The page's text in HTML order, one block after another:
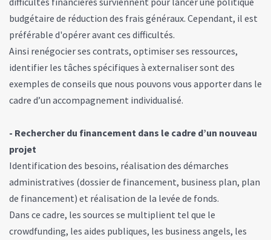
budgétaire de réduction des frais généraux. Cependant, il est
préférable d'opérer avant ces difficultés.
Ainsi renégocier ses contrats, optimiser ses ressources,
identifier les tâches spécifiques à externaliser sont des
exemples de conseils que nous pouvons vous apporter dans le
cadre d’un accompagnement individualisé.
- Rechercher du financement dans le cadre d’un nouveau
projet
Identification des besoins, réalisation des démarches
administratives (dossier de financement, business plan, plan
de financement) et réalisation de la levée de fonds.
Dans ce cadre, les sources se multiplient tel que le
crowdfunding, les aides publiques, les business angels, les